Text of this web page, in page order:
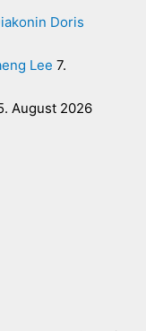
Doris
Lee 7.
August 2026